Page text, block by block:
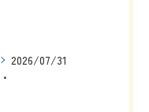
2026/07/31
・